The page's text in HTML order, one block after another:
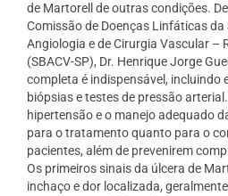
de Martorell de outras condições.
Comissão de Doenças Linfáticas da
Angiologia e de Cirurgia Vascular –
(SBACV-SP), Dr. Henrique Jorge
completa é indispensável, incluindo
biópsias e testes de pressão
hipertensão e o manejo adequado
para o tratamento quanto para o
pacientes, além de prevenirem
Os primeiros sinais da úlcera de
inchaço e dor localizada,